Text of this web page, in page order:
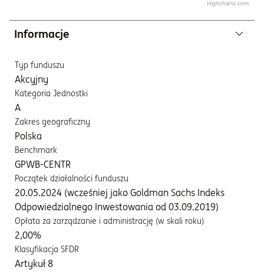
Highcharts.com
Informacje
Typ funduszu
Akcyjny
Kategoria Jednostki
A
Zakres geograficzny
Polska
Benchmark
GPWB-CENTR
Początek działalności funduszu
20.05.2024 (wcześniej jako Goldman Sachs Indeks
Odpowiedzialnego Inwestowania od 03.09.2019)
Opłata za zarządzanie i administrację (w skali roku)
2,00%
Klasyfikacja SFDR
Artykuł 8